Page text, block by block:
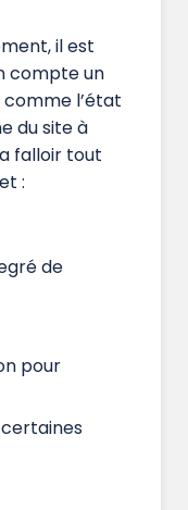
il est
compte un
l’état
du site à
falloir tout
:
de
pour
certaines